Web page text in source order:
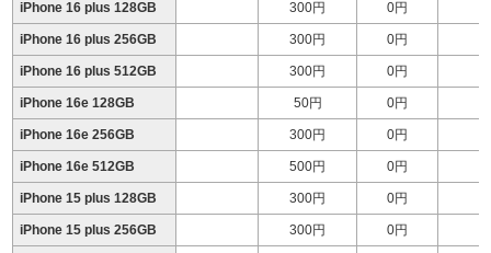
iPhone 16 plus 128GB 300円 0円
iPhone 16 plus 256GB 300円 0円
iPhone 16 plus 512GB 300円 0円
iPhone 16e 128GB 50円 0円
iPhone 16e 256GB 300円 0円
iPhone 16e 512GB 500円 0円
iPhone 15 plus 128GB 300円 0円
iPhone 15 plus 256GB 300円 0円